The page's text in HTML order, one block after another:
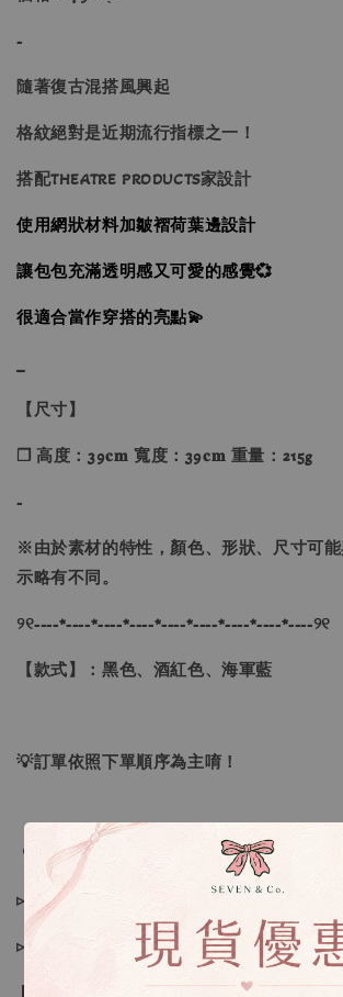
-
隨著復古混搭風興起
格紋絕對是近期流行指標之一！
搭配THEATRE PRODUCTS家設計
使用網狀材料加皺褶荷葉邊設計
讓包包充滿透明感又可愛的感覺💞
很適合當作穿搭的亮點💫
【尺寸】
❐ 高度：39𝐜𝐦 寬度：39𝐜𝐦 重量：215g
-
※由於素材的特性，顏色、形狀、尺寸可
示略有不同。
୨୧----*----*----*----*----*----*----*----*----୨୧
【款式】：黑色、酒紅色、海軍藍
💡訂單依照下單順序為主唷！
🔍IG搜尋：Sevenjewelry.co
▹現貨商品１～３日內寄出
▹預購商品７～２１日（不含假日）寄出，
❙ 本賣場不接受下標後要求取消訂單（下